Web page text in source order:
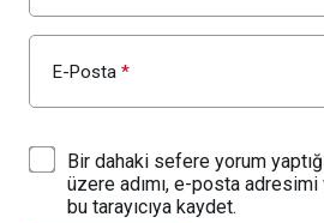
E-Posta *
Bir dahaki sefere yorum
üzere adımı, e-posta
bu tarayıcıya kaydet.